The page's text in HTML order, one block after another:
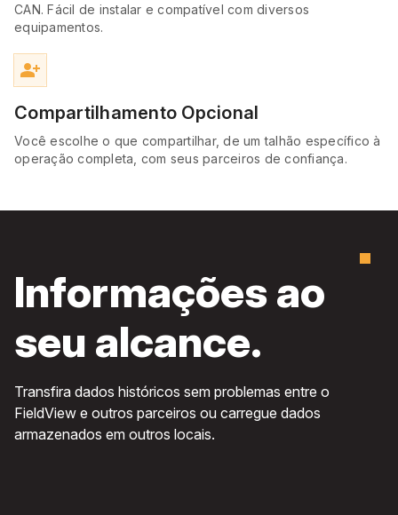
CAN. Fácil de instalar e compatível com diversos
equipamentos.
person_add_alt
Compartilhamento Opcional
Você escolhe o que compartilhar, de um talhão específico à
operação completa, com seus parceiros de confiança.
Informações ao
seu alcance.
Transfira dados históricos sem problemas entre o
FieldView e outros parceiros ou carregue dados
armazenados em outros locais.